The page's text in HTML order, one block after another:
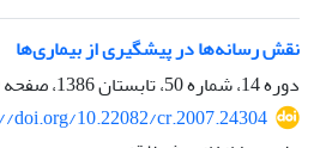
نقش رسانه‌ها در پیشگیری از بیماری‌ها
دوره 14، شماره 50، تابستان 1386، صفحه
doi.org/10.22082/cr.2007.24304